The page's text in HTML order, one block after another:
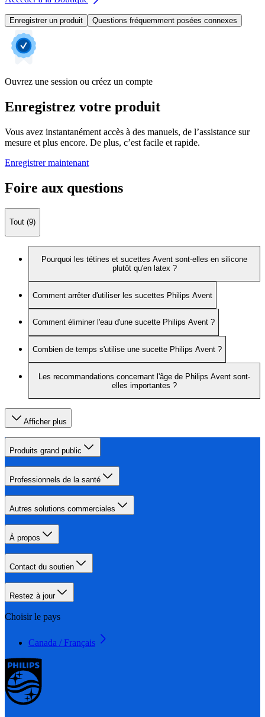
Enregistrer un produit Questions fréquemment posées connexes
Ouvrez une session ou créez un compte
Enregistrez votre produit
Vous avez instantanément accès à des manuels, de l’assistance sur
mesure et plus encore. De plus, c’est facile et rapide.
Enregistrer maintenant
Foire aux questions
Tout (9)
Pourquoi les tétines et sucettes Avent sont-elles en silicone
plutôt qu'en latex ?
Comment arrêter d'utiliser les sucettes Philips Avent
Comment éliminer l'eau d'une sucette Philips Avent ?
Combien de temps s'utilise une sucette Philips Avent ?
Les recommandations concernant l'âge de Philips Avent sont-
elles importantes ?
Afficher plus
Produits grand public
Professionnels de la santé
Autres solutions commerciales
À propos
Contact du soutien
Restez à jour
Choisir le pays
Canada / Français